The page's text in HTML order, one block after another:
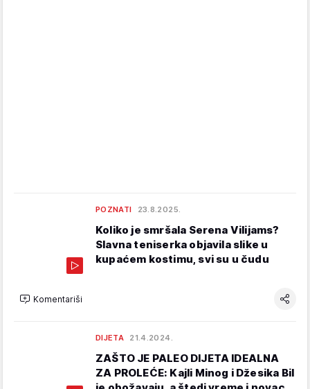
POZNATI 23.8.2025.
Koliko je smršala Serena Vilijams?
Slavna teniserka objavila slike u
kupaćem kostimu, svi su u čudu
Komentariši
DIJETA 21.4.2024.
ZAŠTO JE PALEO DIJETA IDEALNA
ZA PROLEĆE: Kajli Minog i Džesika Bil